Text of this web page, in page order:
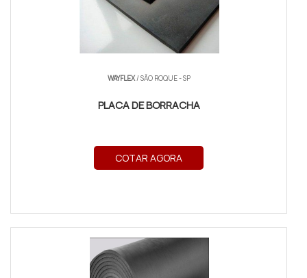
WAYFLEX/ SÃO ROQUE - SP
PLACA DE BORRACHA
COTAR AGORA